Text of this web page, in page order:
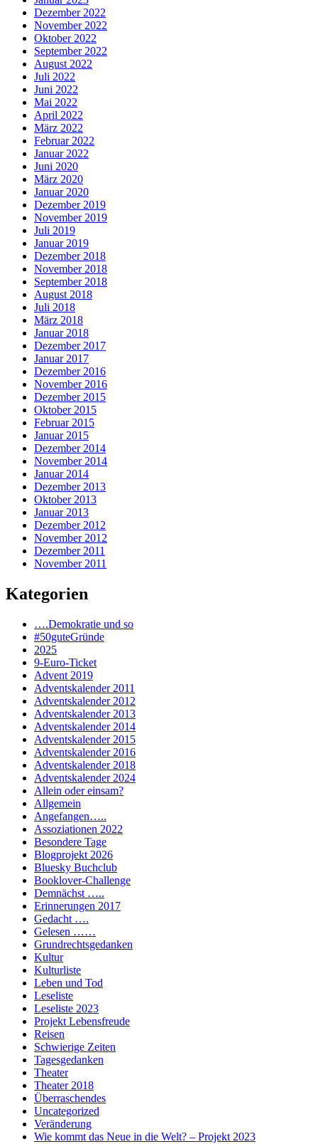
Dezember 2022
November 2022
Oktober 2022
September 2022
August 2022
Juli 2022
Juni 2022
Mai 2022
April 2022
März 2022
Februar 2022
Januar 2022
Juni 2020
März 2020
Januar 2020
Dezember 2019
November 2019
Juli 2019
Januar 2019
Dezember 2018
November 2018
September 2018
August 2018
Juli 2018
März 2018
Januar 2018
Dezember 2017
Januar 2017
Dezember 2016
November 2016
Dezember 2015
Oktober 2015
Februar 2015
Januar 2015
Dezember 2014
November 2014
Januar 2014
Dezember 2013
Oktober 2013
Januar 2013
Dezember 2012
November 2012
Dezember 2011
November 2011
Kategorien
….Demokratie und so
#50guteGründe
2025
9-Euro-Ticket
Advent 2019
Adventskalender 2011
Adventskalender 2012
Adventskalender 2013
Adventskalender 2014
Adventskalender 2015
Adventskalender 2016
Adventskalender 2018
Adventskalender 2024
Allein oder einsam?
Allgemein
Angefangen…..
Assoziationen 2022
Besondere Tage
Blogprojekt 2026
Bluesky Buchclub
Booklover-Challenge
Demnächst …..
Erinnerungen 2017
Gedacht ….
Gelesen ……
Grundrechtsgedanken
Kultur
Kulturliste
Leben und Tod
Leseliste
Leseliste 2023
Projekt Lebensfreude
Reisen
Schwierige Zeiten
Tagesgedanken
Theater
Theater 2018
Überraschendes
Uncategorized
Veränderung
Wie kommt das Neue in die Welt? – Projekt 2023